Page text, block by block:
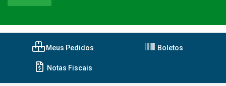
Meus Pedidos Boletos
Notas Fiscais